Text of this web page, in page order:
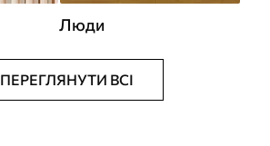
Люди
ПЕРЕГЛЯНУТИ ВСІ